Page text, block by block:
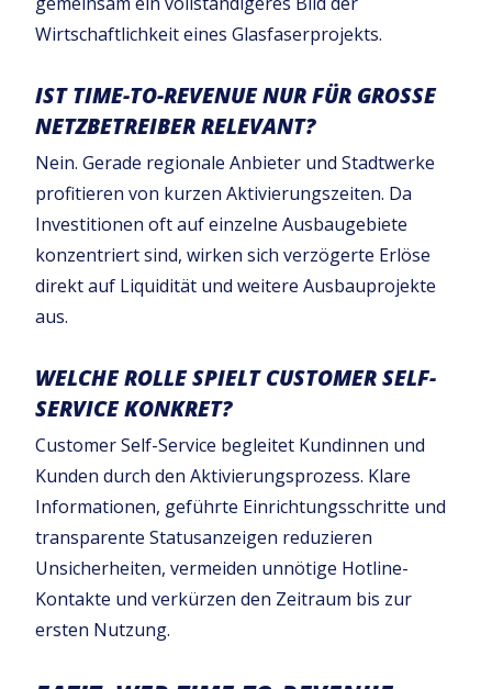
Wirtschaftlichkeit eines Glasfaserprojekts.
IST TIME-TO-REVENUE NUR FÜR GROSSE N
ETZBETREIBER RELEVANT?
Nein. Gerade regionale Anbieter und Stadtwerke
profitieren von kurzen Aktivierungszeiten. Da
Investitionen oft auf einzelne Ausbaugebiete
konzentriert sind, wirken sich verzögerte Erlöse
direkt auf Liquidität und weitere Ausbauprojekte
aus.
WELCHE ROLLE SPIELT CUSTOMER SELF-
SERVICE KONKRET?
Customer Self-Service begleitet Kundinnen und
Kunden durch den Aktivierungsprozess. Klare
Informationen, geführte Einrichtungsschritte und
transparente Statusanzeigen reduzieren
Unsicherheiten, vermeiden unnötige Hotline-
Kontakte und verkürzen den Zeitraum bis zur
ersten Nutzung.